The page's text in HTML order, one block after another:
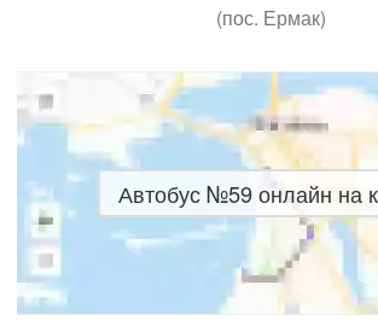
(пос. Ермак)
Автобус №59 онлайн на